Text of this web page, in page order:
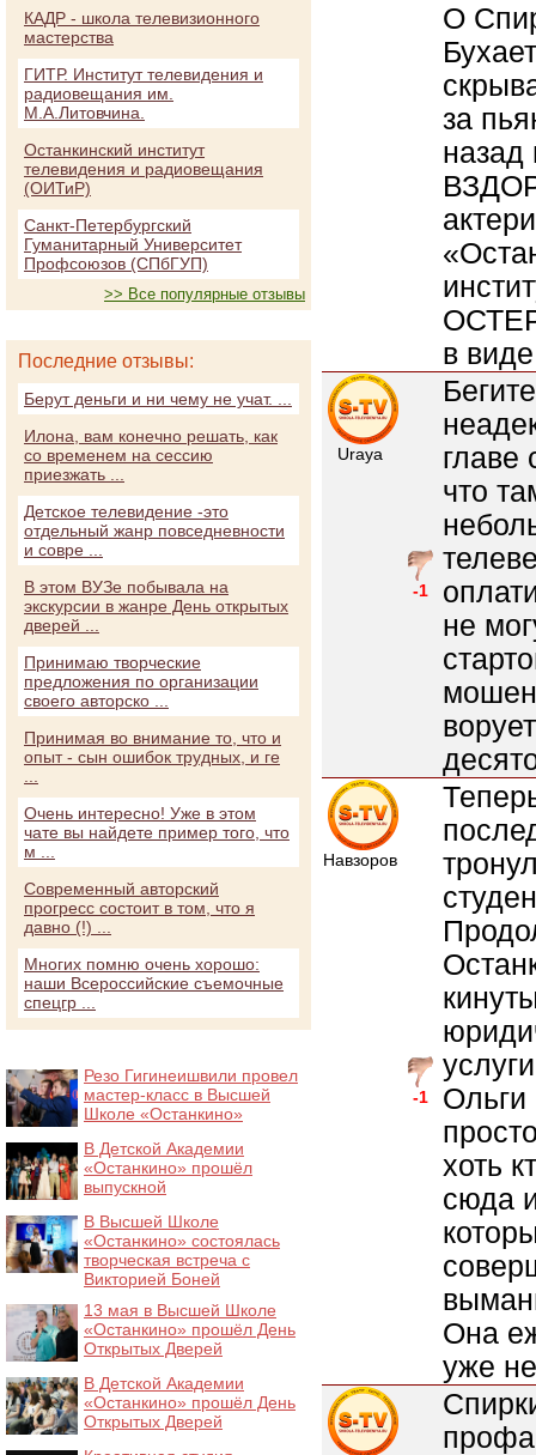
О
за
назад
в
Uraya
-1
главе
что
не
Навзоров
-1
Ольги
хоть
сюда
Она
уже
КАДР - школа телевизионного
мастерства
ГИТР. Институт телевидения и
радиовещания им.
М.А.Литовчина.
Останкинский институт
телевидения и радиовещания
(ОИТиР)
Санкт-Петербургский
Гуманитарный Университет
Профсоюзов (СПбГУП)
>> Все популярные отзывы
Последние отзывы:
Берут деньги и ни чему не учат. ...
Илона, вам конечно решать, как
со временем на сессию
приезжать ...
Детское телевидение -это
отдельный жанр повседневности
и совре ...
В этом ВУЗе побывала на
экскурсии в жанре День открытых
дверей ...
Принимаю творческие
предложения по организации
своего авторско ...
Принимая во внимание то, что и
опыт - сын ошибок трудных, и ге
Очень интересно! Уже в этом
чате вы найдете пример того, что
м ...
Современный авторский
прогресс состоит в том, что я
давно (!) ...
Многих помню очень хорошо:
наши Всероссийские съемочные
спецгр ...
Резо Гигинеишвили провел
мастер-класс в Высшей
Школе «Останкино»
В Детской Академии
«Останкино» прошёл
выпускной
В Высшей Школе
«Останкино» состоялась
творческая встреча с
Викторией Боней
13 мая в Высшей Школе
«Останкино» прошёл День
Открытых Дверей
В Детской Академии
«Останкино» прошёл День
Открытых Дверей